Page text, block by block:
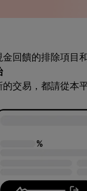
回饋的排除項目
交易，都請從本